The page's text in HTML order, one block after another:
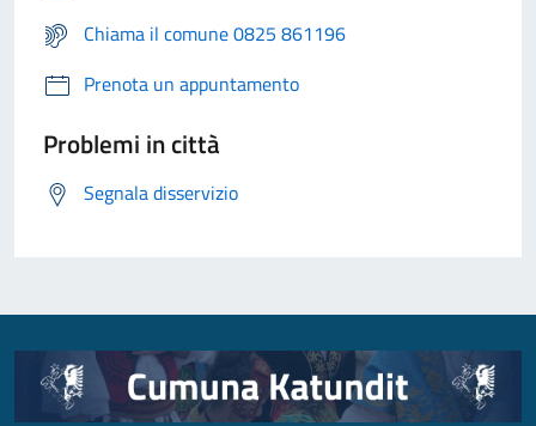
Chiama il comune 0825 861196
Prenota un appuntamento
Problemi in città
Segnala disservizio